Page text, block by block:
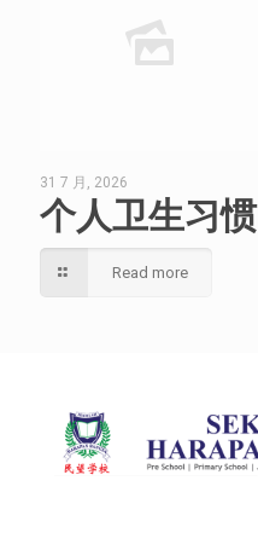
31 7 月, 2026
个人卫生习惯
Read more